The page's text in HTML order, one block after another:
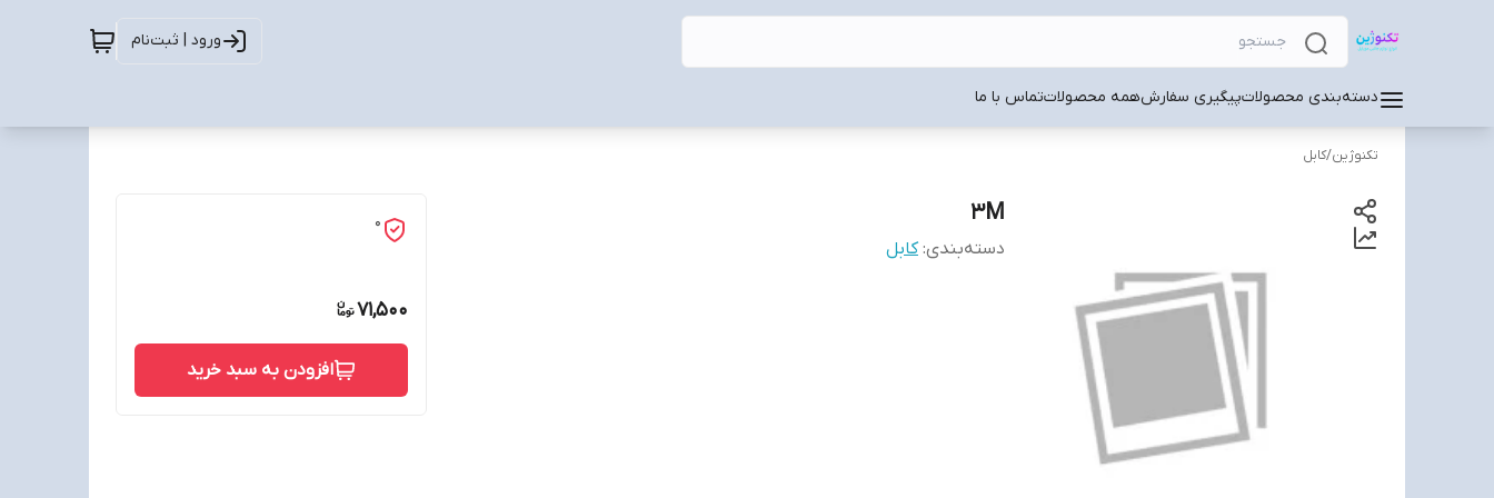
ورود | ثبت‌نام
دسته‌بندی محصولاتپیگیری سفارشهمه محصولاتتماس با ما
تکنوژین/کابل
3M
دسته‌بندی:کابل
0
71,500
افزودن به سبد خرید